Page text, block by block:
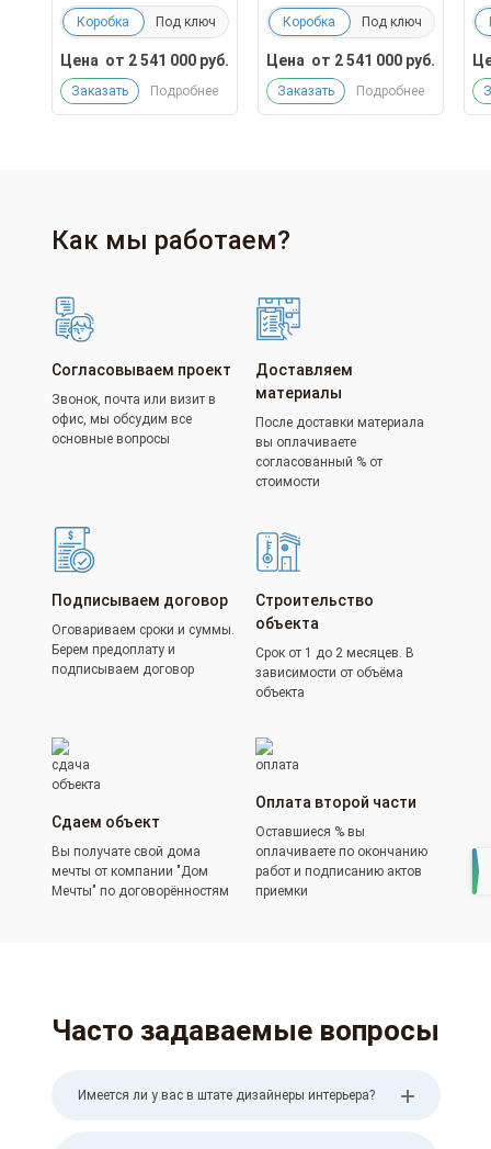
Коробка Под ключ
Цена от 2 541 000руб.
Заказать Подробнее
Коробка Под ключ
Цена от 2 541 000руб.
Заказать Подробнее
Как мы работаем?
Согласовываем проект
Звонок, почта или визит в
офис, мы обсудим все
основные вопросы
Доставляем
материалы
После доставки материала
вы оплачиваете
согласованный % от
стоимости
Подписываем договор
Оговариваем сроки и суммы.
Берем предоплату и
подписываем договор
Строительство
объекта
Срок от 1 до 2 месяцев. В
зависимости от объёма
объекта
Сдаем объект
Вы получате свой дома
мечты от компании "Дом
Мечты" по договорённостям
Оплата второй части
Оставшиеся % вы
оплачиваете по окончанию
работ и подписанию актов
приемки
Часто задаваемые вопросы
Имеется ли у вас в штате дизайнеры интерьера?